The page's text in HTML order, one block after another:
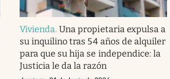
Vivienda.Una propietaria expulsa a
su inquilino tras 54 años de alquiler
para que su hija se independice: la
Justicia le da la razón